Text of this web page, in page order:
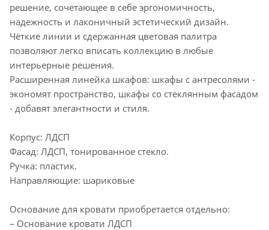
решение, сочетающее в себе эргономичность,
надежность и лаконичный эстетический дизайн.
Чёткие линии и сдержанная цветовая палитра
позволяют легко вписать коллекцию в любые
интерьерные решения.
Расширенная линейка шкафов: шкафы с антресолями -
экономят пространство, шкафы со стеклянным фасадом
- добавят элегантности и стиля.
Корпус: ЛДСП
Фасад: ЛДСП, тонированное стекло.
Ручка: пластик.
Направляющие: шариковые
Основание для кровати приобретается отдельно:
– Основание кровати ЛДСП